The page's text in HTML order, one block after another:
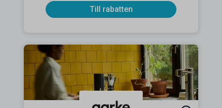
Till rabatten